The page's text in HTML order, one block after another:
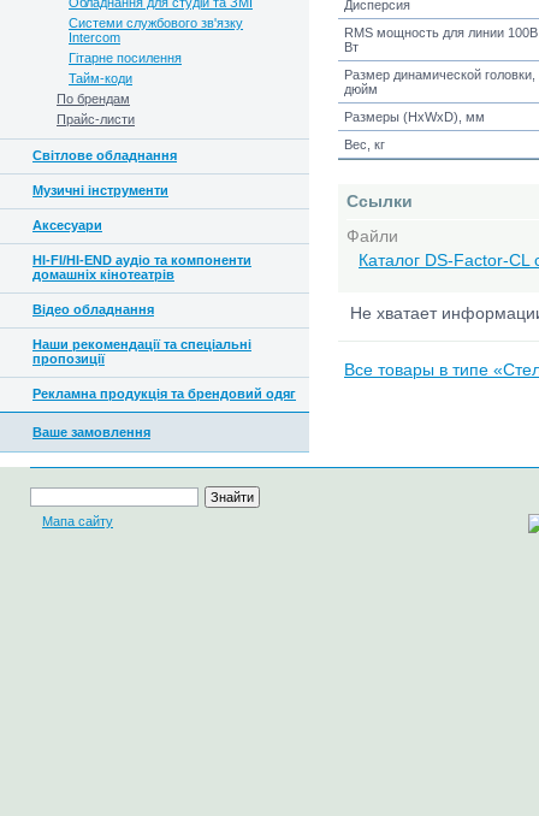
Системи службового зв'язку
Intercom
Гітарне посилення
Тайм-коди
По брендам
Прайс-листи
Світлове обладнання
Музичні інструменти
Аксесуари
HI-FI/HI-END аудіо та компоненти
домашніх кінотеатрів
Відео обладнання
Наши рекомендації та спеціальні
пропозиції
Рекламна продукція та брендовий одяг
Ваше замовлення
Дисперсия
RMS мощность для линии
Вт
Размер динамической головки,
дюйм
Размеры (HxWxD), мм
Вес, кг
Ссылки
Файли
Каталог DS-Factor-CL
Не хватает
Все товары в типе
Мапа сайту